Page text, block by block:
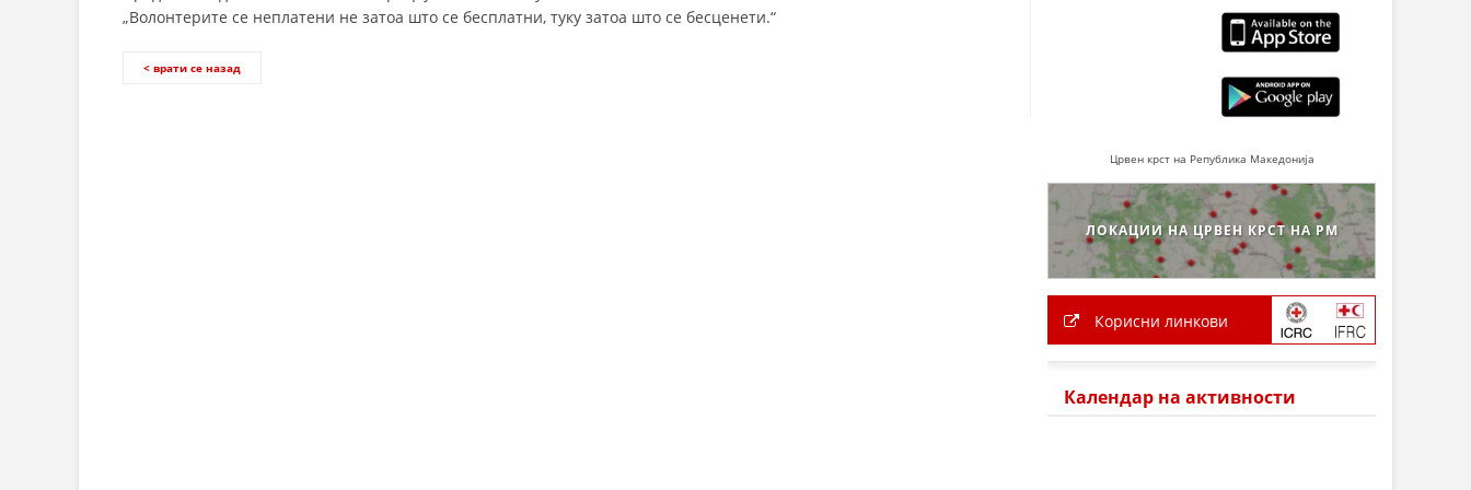
ДИСЕМИНАЦИЈА
„Волонтерите се неплатени не затоа што се бесплатни, туку затоа што се бесценети.“
< врати се назад
Црвен крст на Република Македонија
ЛОКАЦИИ НА ЦРВЕН КРСТ НА РМ
Корисни линкови
Календар на активности